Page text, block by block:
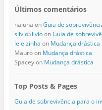
Últimos comentários
naluha onGuia de
silvioSilvioonGuia de
leleizinha on Mudança drástica
Mauroon Mudança drástica
Spaceyon Mudança drástica
Top Posts & Pages
Guia de sobrevivência para o